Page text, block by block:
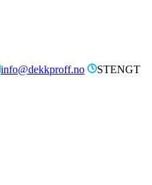
info@dekkproff.no
STENGT